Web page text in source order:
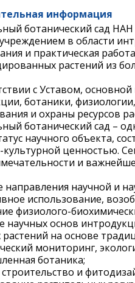
информация
ботанический сад
в области
и практическая
растений из
с Уставом,
ботаники,
и охраны ресурсов
ботанический сад –
научного объекта,
культурной ценностью.
и
научной и
использование,
физиолого-
научных основ
растений на основе
мониторинг,
ботаника;
и